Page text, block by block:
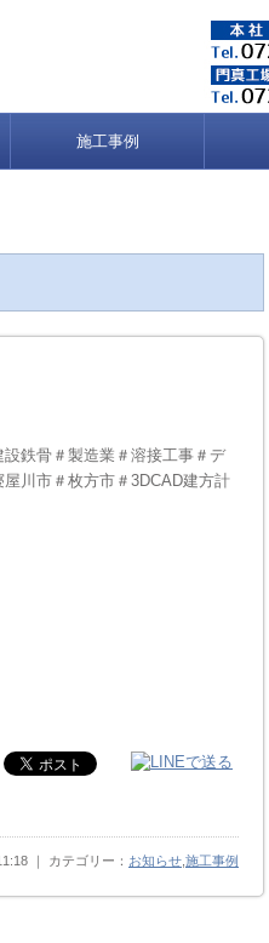
施工事例
鉄骨＃製造業＃溶接工事＃デ
川市＃枚方市＃3DCAD建方計
｜ カテゴリー： お知らせ 施工事例